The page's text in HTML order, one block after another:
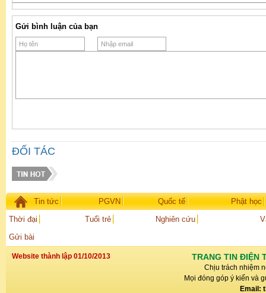
Gửi bình luận của bạn
ĐỐI TÁC
Tin tức PGVN Quốc tế
Phật học
Thời đại
Tuổi trẻ Nghiên cứu
Gửi bài
Website thành lập 01/10/2013 TRANG TIN ĐIỆN
Chịu trách nhiệm
Mọi đóng góp ý kiến và
Email: